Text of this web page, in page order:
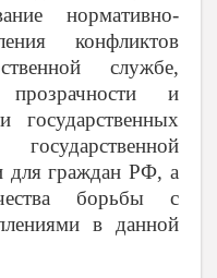
нормативно-
конфликтов
службе,
и
государственных
для граждан РФ, а
борьбы с
в данной